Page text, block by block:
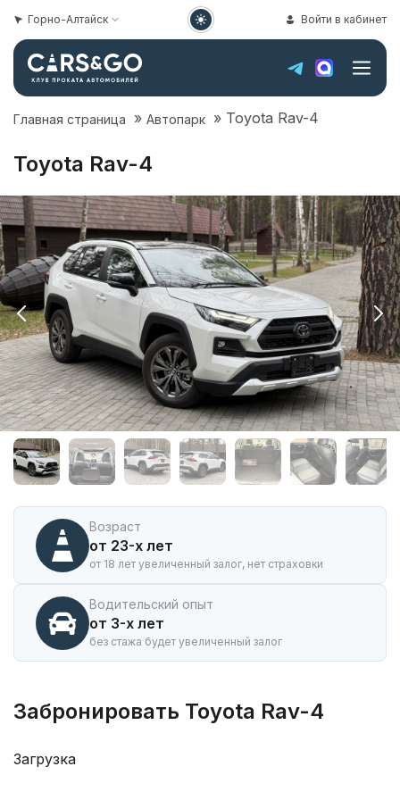
Горно-Алтайск Войти в кабинет
Главная страница » Автопарк » Toyota Rav-4
Toyota Rav-4
Аренда
автомобиля
Toyota
Rav-
Горно-
Алтайске
Возраст
от 23-х лет
от 18 лет увеличенный залог, нет страховки
Водительский опыт
от 3-х лет
без стажа будет увеличенный залог
Забронировать Toyota Rav-4
Загрузка